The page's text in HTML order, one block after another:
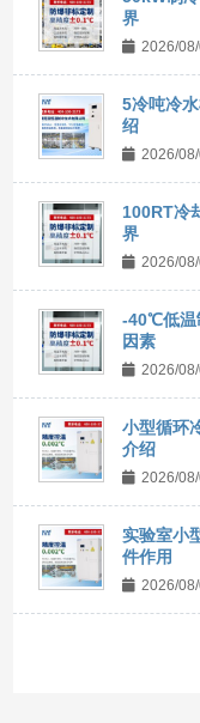
界
2026/
5冷吨冷
绍
2026/
100RT冷
界
2026/
-40℃低温
因素
2026/
小型循环
介绍
2026/
实验室小
件作用
2026/